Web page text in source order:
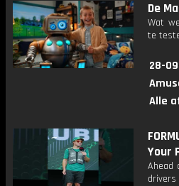
De
Wat
te
28-
Alle
Your
Ahead